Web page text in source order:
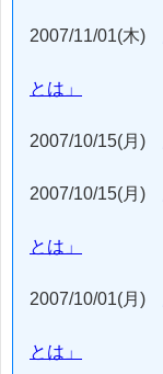
2007/11/01(木)
とは」
2007/10/15(月)
2007/10/15(月)
とは」
2007/10/01(月)
とは」